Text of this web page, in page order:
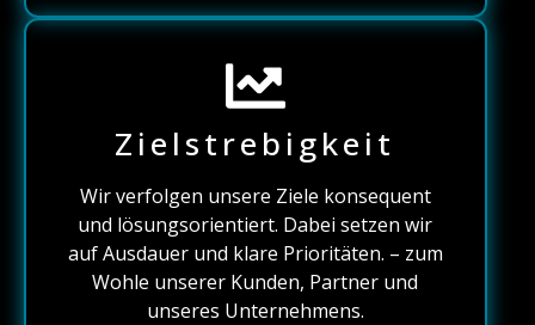
Zielstrebigkeit
Wir verfolgen unsere Ziele konsequent
und lösungsorientiert. Dabei setzen wir
auf Ausdauer und klare Prioritäten. – zum
Wohle unserer Kunden, Partner und
unseres Unternehmens.